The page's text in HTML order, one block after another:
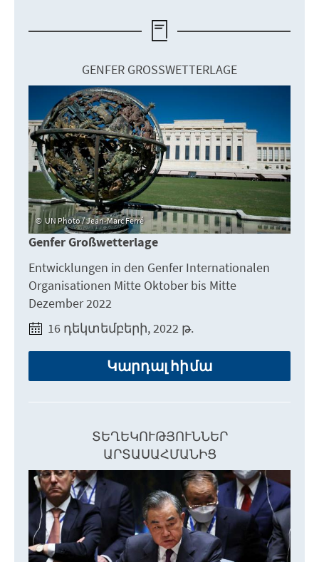
GENFER GROSSWETTERLAGE
UN Photo / Jean-Marc Ferré
Genfer Großwetterlage
Entwicklungen in den Genfer Internationalen
Organisationen Mitte Oktober bis Mitte
Dezember 2022
16 դեկտեմբերի, 2022 թ.
Կարդալ հիմա
ՏԵՂԵԿՈՒԹՅՈՒՆՆԵՐ
ԱՐՏԱՍԱՀՄԱՆԻՑ